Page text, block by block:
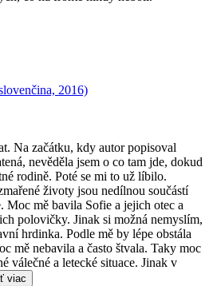
2016)
Na začátku, kdy autor popisoval
nevěděla jsem o co tam jde, dokud
rodině. Poté se mi to už líbilo.
životy jsou nedílnou součástí
Moc mě bavila Sofie a jejich otec a
polovičky. Jinak si možná nemyslím,
hrdinka. Podle mě by lépe obstála
mě nebavila a často štvala. Taky moc
válečné a letecké situace. Jinak v
viac